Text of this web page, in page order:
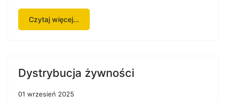
Czytaj więcej...
Dystrybucja żywności
01 wrzesień 2025